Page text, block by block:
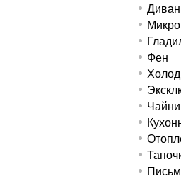
Диван
Фен